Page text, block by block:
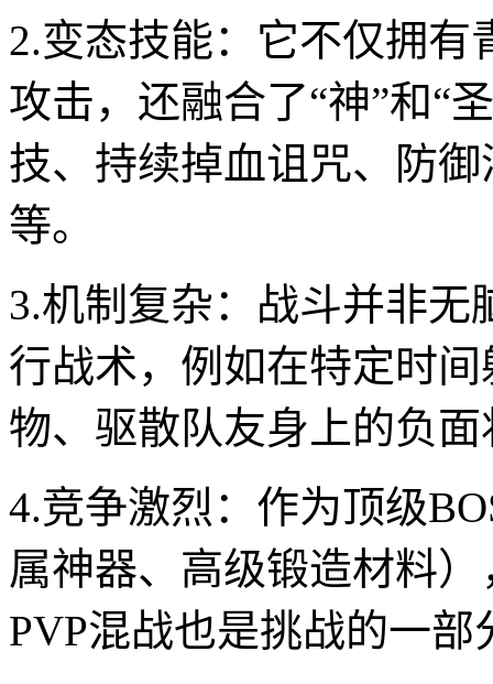
2.变态技能：它不仅拥
攻击，还融合了“神”和“
技、持续掉血诅咒、防
等。
3.机制复杂：战斗并非
行战术，例如在特定时
物、驱散队友身上的负
4.竞争激烈：作为顶级
属神器、高级锻造材料
PVP混战也是挑战的一部